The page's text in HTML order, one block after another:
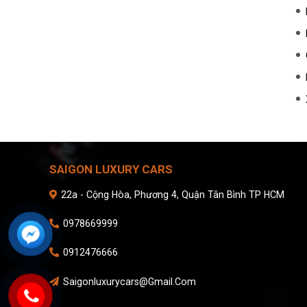
SAIGON LUXURY CARS
22a - Cộng Hòa, Phương 4, Quận Tân Bình TP HCM
0978669999
0912476666
Saigonluxurycars@gmail.com